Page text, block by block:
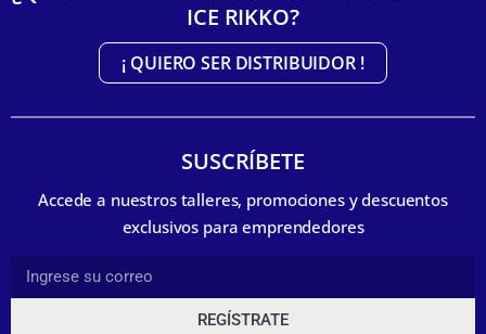
ICE RIKKO?
¡ QUIERO SER DISTRIBUIDOR !
SUSCRÍBETE
Accede a nuestros talleres, promociones y descuentos
exclusivos para emprendedores
REGÍSTRATE